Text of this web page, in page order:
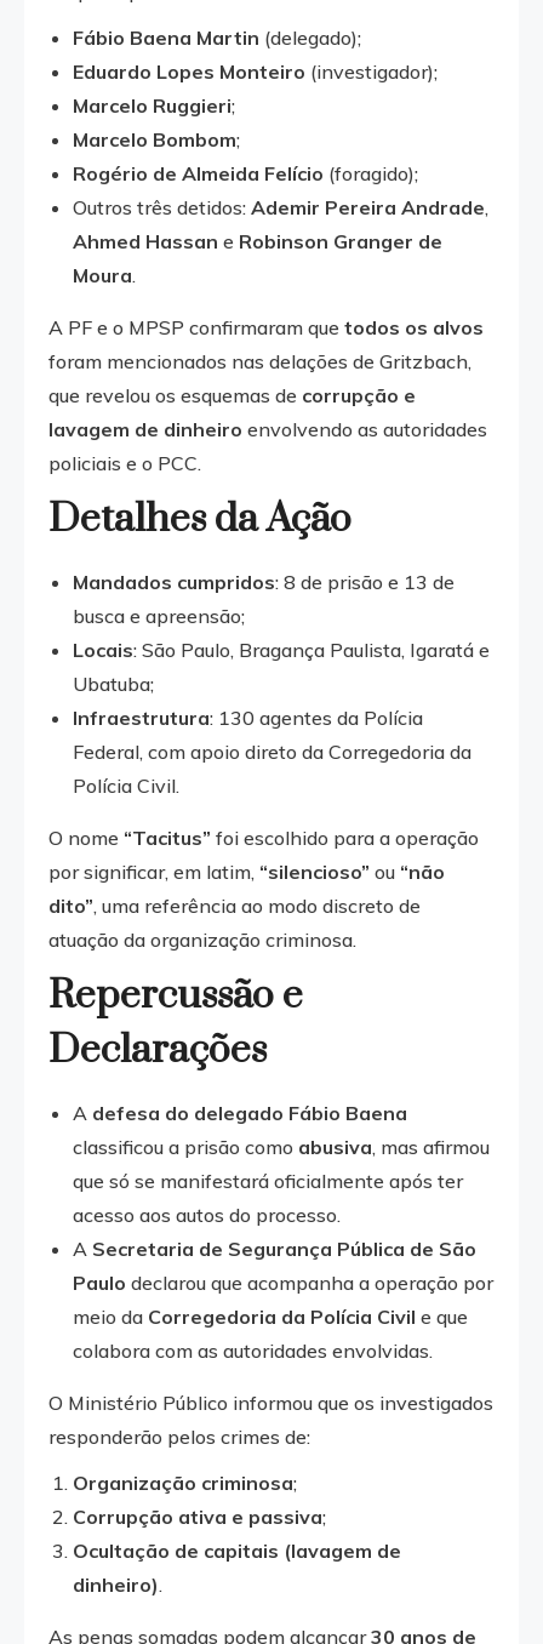
Fábio Baena Martin (delegado);
Eduardo Lopes Monteiro (investigador);
Marcelo Ruggieri;
Marcelo Bombom;
Rogério de Almeida Felício (foragido);
Outros três detidos: Ademir Pereira Andrade,
Ahmed Hassan e Robinson Granger de
Moura.
A PF e o MPSP confirmaram que todos os alvos
foram mencionados nas delações de Gritzbach,
que revelou os esquemas de corrupção e
lavagem de dinheiro envolvendo as autoridades
policiais e o PCC.
Detalhes da Ação
Mandados cumpridos: 8 de prisão e 13 de
busca e apreensão;
Locais: São Paulo, Bragança Paulista, Igaratá e
Ubatuba;
Infraestrutura: 130 agentes da Polícia
Federal, com apoio direto da Corregedoria da
Polícia Civil.
O nome “Tacitus” foi escolhido para a operação
por significar, em latim, “silencioso” ou “não
dito”, uma referência ao modo discreto de
atuação da organização criminosa.
Repercussão e
Declarações
A defesa do delegado Fábio Baena
classificou a prisão como abusiva, mas afirmou
que só se manifestará oficialmente após ter
acesso aos autos do processo.
A Secretaria de Segurança Pública de São
Paulo declarou que acompanha a operação por
meio da Corregedoria da Polícia Civil e que
colabora com as autoridades envolvidas.
O Ministério Público informou que os investigados
responderão pelos crimes de:
Organização criminosa;
Corrupção ativa e passiva;
Ocultação de capitais (lavagem de
dinheiro).
As penas somadas podem alcançar30 anos de